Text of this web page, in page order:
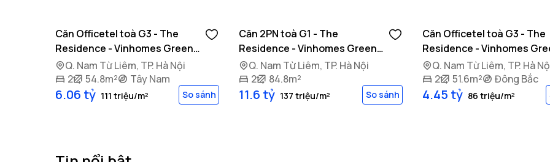
Căn Officetel toà G3 - The
Residence - Vinhomes Green
BayQ. Nam Từ Liêm, TP. Hà Nội
2
54.8m² Tây Nam
6.06 tỷ 111 triệu/m² So sánh
Căn 2PN toà G1 - The
Residence - Vinhomes Green
BayQ. Nam Từ Liêm, TP. Hà Nội
2
84.8m²
11.6 tỷ 137 triệu/m² So sánh
Căn Officetel toà G3 - The
Residence - Vinhomes
BayQ. Nam Từ Liêm, TP. Hà
2
51.6m² Đông Bắc
4.45 tỷ 86 triệu/m²